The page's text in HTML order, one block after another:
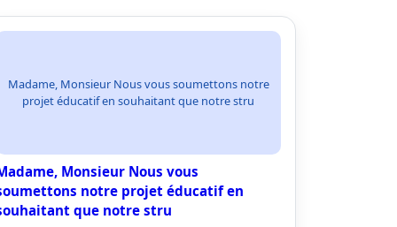
Madame, Monsieur Nous vous soumettons notre
projet éducatif en souhaitant que notre stru
Monsieur Nous vous
notre projet éducatif en
que notre stru